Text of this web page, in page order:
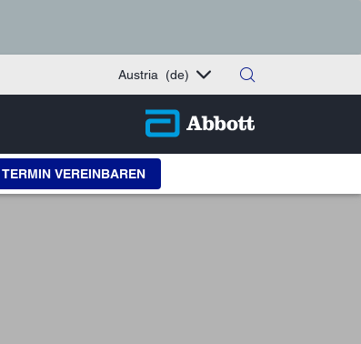
Austria (de)
TERMIN VEREINBAREN